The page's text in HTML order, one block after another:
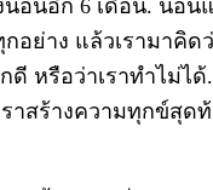
นอนอีก 6 เดือน. นอน
อย่าง แล้วเรามาคิ
ดี หรือว่าเราทำไม่ได้
ราสร้างความทุกข์สุด